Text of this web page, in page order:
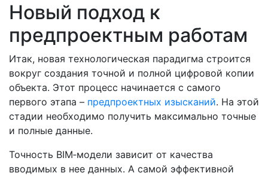
Новый подход к
предпроектным работам
Итак, новая технологическая парадигма строится
вокруг создания точной и полной цифровой копии
объекта. Этот процесс начинается с самого
первого этапа – предпроектных изысканий. На этой
стадии необходимо получить максимально точные
и полные данные.
Точность BIM‑модели зависит от качества
вводимых в нее данных. А самой эффективной